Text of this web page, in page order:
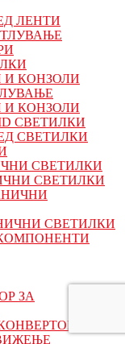
ЛЕНТИ
И КОНЗОЛИ
И КОНЗОЛИ
СВЕТИЛКИ
СВЕТИЛКИ
СВЕТИЛКИ
СВЕТИЛКИ
СВЕТИЛКИ
ЗА